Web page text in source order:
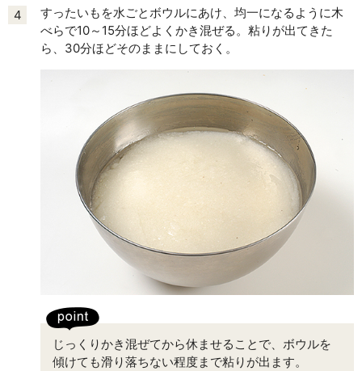
4
すったいもを水ごとボウルにあけ、均一になるように木
べらで10～15分ほどよくかき混ぜる。粘りが出てきた
ら、30分ほどそのままにしておく。
じっくりかき混ぜてから休ませることで、ボウルを
傾けても滑り落ちない程度まで粘りが出ます。